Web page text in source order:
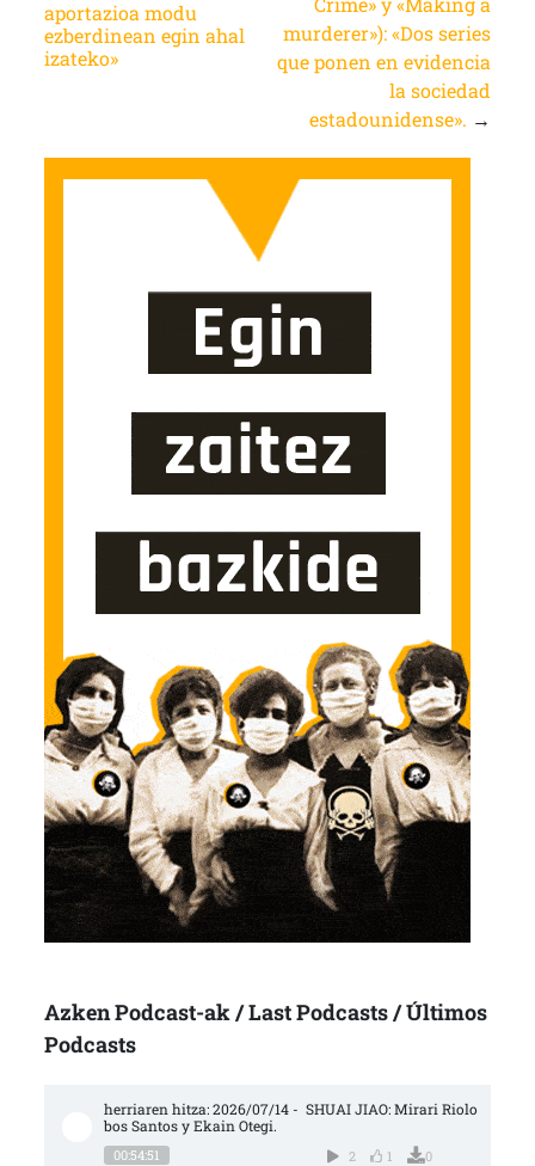
aportazioa modu
ezberdinean egin ahal
izateko»
murderer»): «Dos series
que ponen en evidencia
la sociedad
estadounidense». →
Azken Podcast-ak / Last Podcasts / Últimos
Podcasts
herriaren hitza: 2026/07/14 -  SHUAI JIAO: Mirari Riolo
bos Santos y Ekain Otegi.
00:54:51 2 1 0